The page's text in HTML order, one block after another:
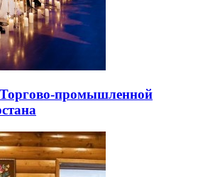
промышленной